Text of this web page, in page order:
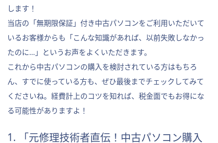
します！
当店の「無期限保証」付き中古パソコンをご利用いただいて
いるお客様からも「こんな知識があれば、以前失敗しなかっ
たのに…」というお声をよくいただきます。
これから中古パソコンの購入を検討されている方はもちろ
ん、すでに使っている方も、ぜひ最後までチェックしてみて
くださいね。経費計上のコツを知れば、税金面でもお得にな
る可能性がありますよ！
1. 「元修理技術者直伝！中古パソコン購入